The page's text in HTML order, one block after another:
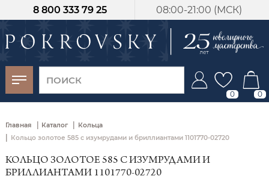
08:00-21:00 (МСК)
8 800 333 79 25
0 0
Главная | Каталог | Кольца
| Кольцо золотое 585 с изумрудами и бриллиантами 1101770-02720
КОЛЬЦО ЗОЛОТОЕ 585 С ИЗУМРУДАМИ И
БРИЛЛИАНТАМИ 1101770-02720
-30%
от 15 дней с
момента оплаты